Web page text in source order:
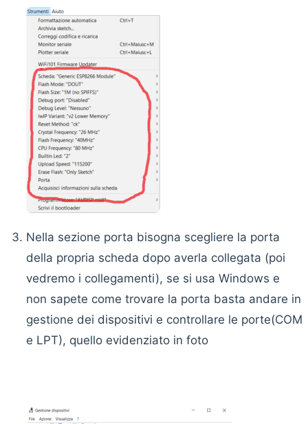
Nella sezione porta bisogna scegliere la porta
della propria scheda dopo averla collegata (poi
vedremo i collegamenti), se si usa Windows e
non sapete come trovare la porta basta andare in
gestione dei dispositivi e controllare le porte(COM
e LPT), quello evidenziato in foto